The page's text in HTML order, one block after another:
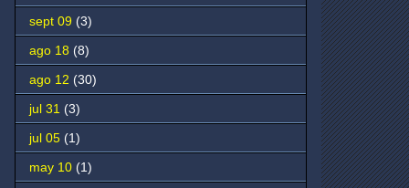
sept 09 (3)
ago 18 (8)
ago 12 (30)
jul 31 (3)
jul 05 (1)
may 10 (1)